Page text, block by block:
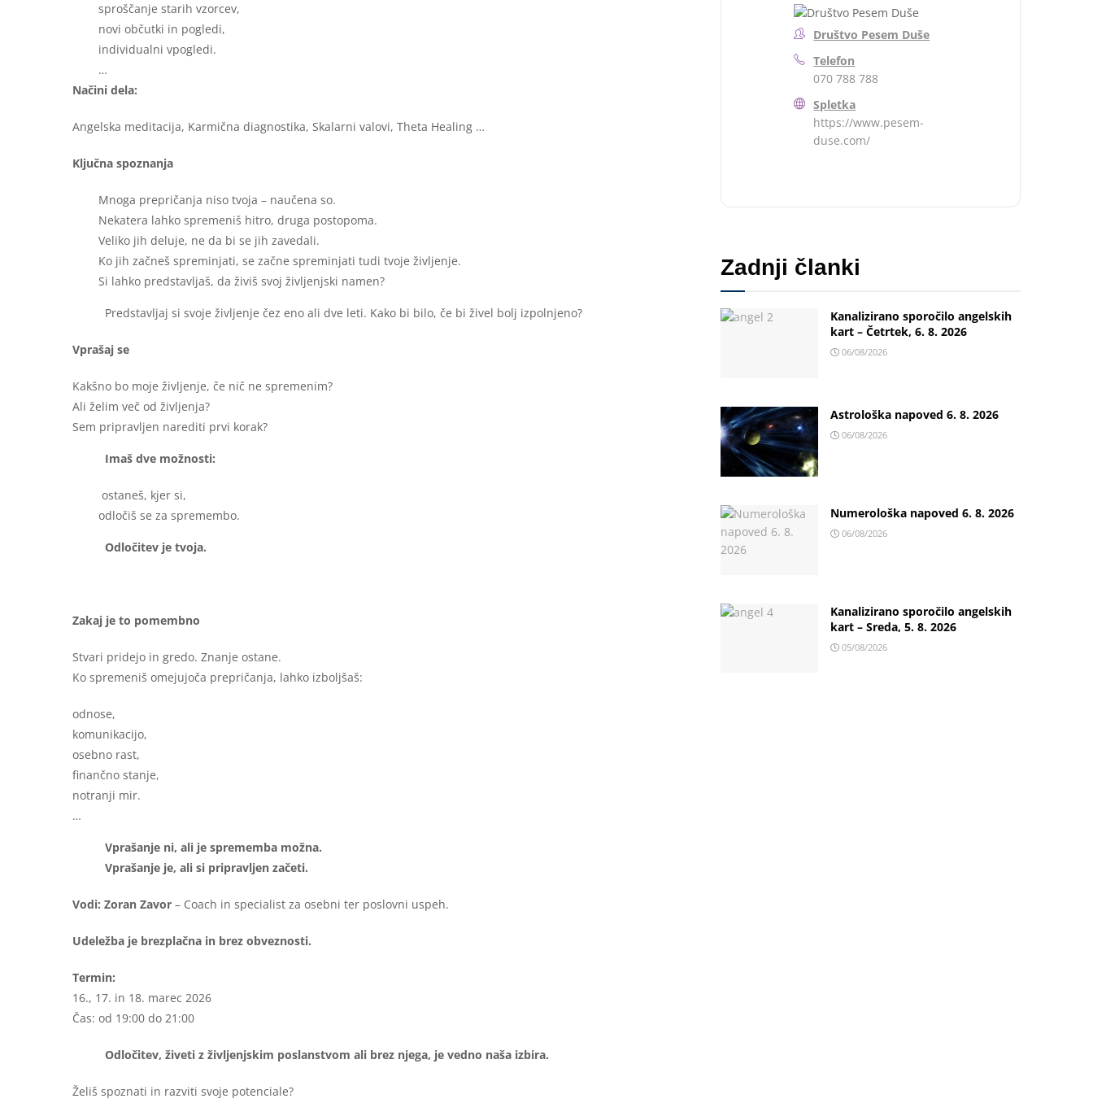
sproščanje starih vzorcev,
novi občutki in pogledi,
individualni vpogledi.
…
Načini dela:
Angelska meditacija, Karmična diagnostika, Skalarni valovi, Theta Healing …
Ključna spoznanja
Mnoga prepričanja niso tvoja – naučena so.
Nekatera lahko spremeniš hitro, druga postopoma.
Veliko jih deluje, ne da bi se jih zavedali.
Ko jih začneš spreminjati, se začne spreminjati tudi tvoje življenje.
Si lahko predstavljaš, da živiš svoj življenjski namen?
Predstavljaj si svoje življenje čez eno ali dve leti. Kako bi bilo, če bi živel bolj izpolnjeno?
Vprašaj se
Kakšno bo moje življenje, če nič ne spremenim?
Ali želim več od življenja?
Sem pripravljen narediti prvi korak?
Imaš dve možnosti:
ostaneš, kjer si,
odločiš se za spremembo.
Odločitev je tvoja.
Zakaj je to pomembno
Stvari pridejo in gredo. Znanje ostane.
Ko spremeniš omejujoča prepričanja, lahko izboljšaš:
odnose,
komunikacijo,
osebno rast,
finančno stanje,
notranji mir.
…
Vprašanje ni, ali je sprememba možna.
Vprašanje je, ali si pripravljen začeti.
Vodi: Zoran Zavor – Coach in specialist za osebni ter poslovni uspeh.
Udeležba je brezplačna in brez obveznosti.
Termin:
16., 17. in 18. marec 2026
Čas: od 19:00 do 21:00
Odločitev, živeti z življenjskim poslanstvom ali brez njega, je vedno naša izbira.
Želiš spoznati in razviti svoje potenciale?
Društvo Pesem Duše
Telefon
070 788 788
Spletka
https://www.pesem-
duse.com/
Zadnji članki
Kanalizirano sporočilo angelskih
kart – Četrtek, 6. 8. 2026
06/08/2026
Astrološka napoved 6. 8. 2026
06/08/2026
Numerološka napoved 6. 8. 2026
06/08/2026
Kanalizirano sporočilo angelskih
kart – Sreda, 5. 8. 2026
05/08/2026